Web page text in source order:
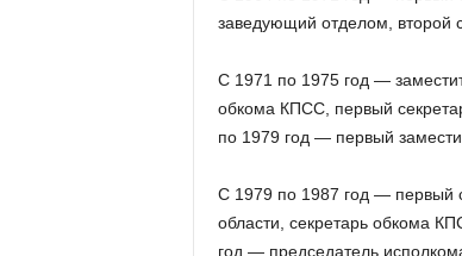
заведующий отделом, второй
С 1971 по 1975 год —
обкома КПСС, первый
по 1979 год — первый
С 1979 по 1987 год — первый
области, секретарь обкома
год — председатель